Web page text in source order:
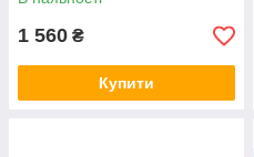
1 560 ₴
Купити